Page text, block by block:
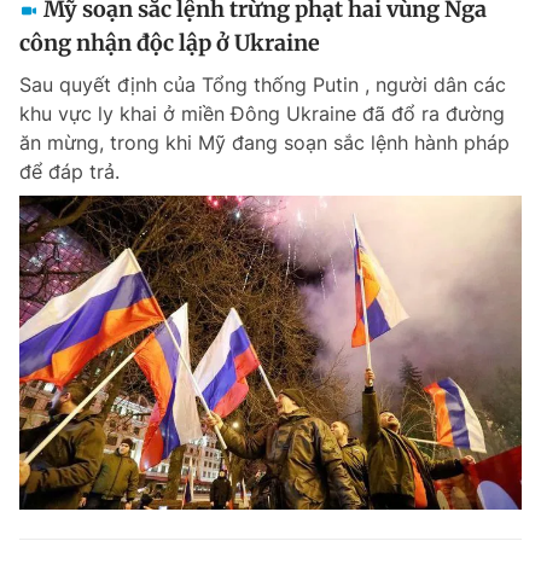
Mỹ soạn sắc lệnh trừng phạt hai vùng Nga
công nhận độc lập ở Ukraine
Sau quyết định của Tổng thống Putin , người dân các
khu vực ly khai ở miền Đông Ukraine đã đổ ra đường
ăn mừng, trong khi Mỹ đang soạn sắc lệnh hành pháp
để đáp trả.